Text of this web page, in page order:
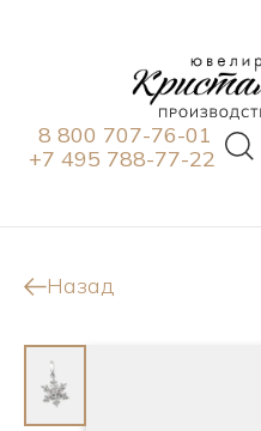
8 800 707-76-01
+7 495 788-77-22
Назад